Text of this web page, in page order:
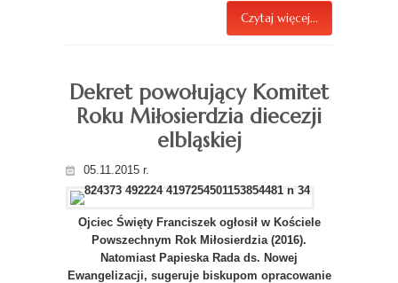
Czytaj więcej...
Dekret powołujący Komitet
Roku Miłosierdzia diecezji
elbląskiej
05.11.2015 r.
Ojciec Święty Franciszek ogłosił w Kościele
Powszechnym Rok Miłosierdzia (2016).
Natomiast Papieska Rada ds. Nowej
Ewangelizacji, sugeruje biskupom opracowanie